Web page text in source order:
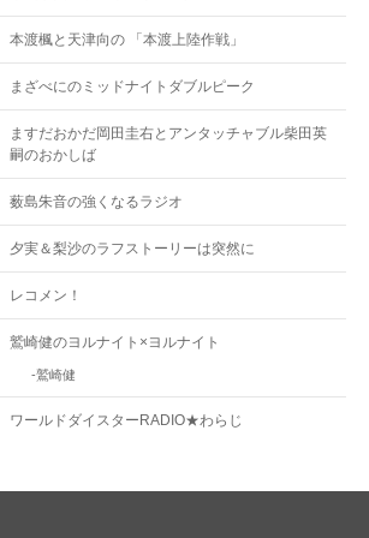
本渡楓と天津向の 「本渡上陸作戦」
まざべにのミッドナイトダブルピーク
ますだおかだ岡田圭右とアンタッチャブル柴田英
嗣のおかしば
薮島朱音の強くなるラジオ
夕実＆梨沙のラフストーリーは突然に
レコメン！
鷲崎健のヨルナイト×ヨルナイト
鷲崎健
ワールドダイスターRADIO★わらじ